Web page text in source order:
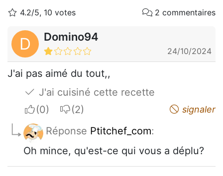
4.2/5, 10 votes 2 commentaires
D Domino94
24/10/2024
J'ai pas aimé du tout,,
J'ai cuisiné cette recette
I apreciateI do not appreciate signaler
Réponse Ptitchef_com:
Oh mince, qu'est-ce qui vous a déplu?